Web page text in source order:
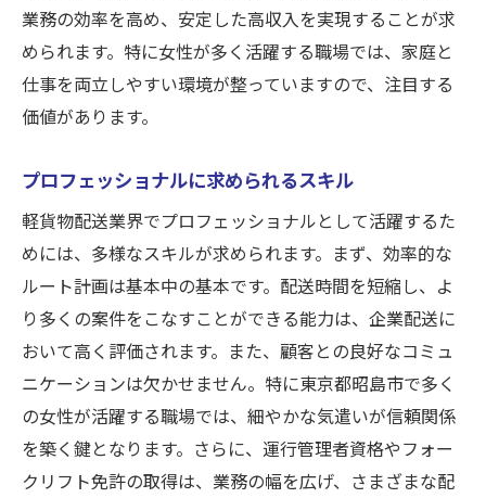
業務の効率を高め、安定した高収入を実現することが求
められます。特に女性が多く活躍する職場では、家庭と
仕事を両立しやすい環境が整っていますので、注目する
価値があります。
プロフェッショナルに求められるスキル
軽貨物配送業界でプロフェッショナルとして活躍するた
めには、多様なスキルが求められます。まず、効率的な
ルート計画は基本中の基本です。配送時間を短縮し、よ
り多くの案件をこなすことができる能力は、企業配送に
おいて高く評価されます。また、顧客との良好なコミュ
ニケーションは欠かせません。特に東京都昭島市で多く
の女性が活躍する職場では、細やかな気遣いが信頼関係
を築く鍵となります。さらに、運行管理者資格やフォー
クリフト免許の取得は、業務の幅を広げ、さまざまな配